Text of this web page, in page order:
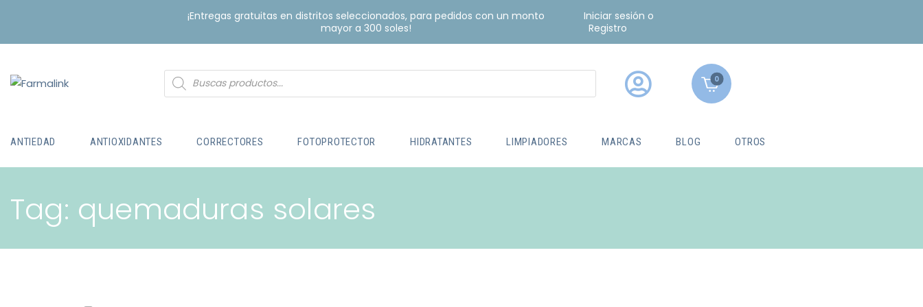
¡Entregas gratuitas en distritos seleccionados, para pedidos con un monto
mayor a 300 soles!
Iniciar sesión o
Registro
0
ANTIEDAD ANTIOXIDANTES CORRECTORES FOTOPROTECTOR HIDRATANTES LIMPIADORES MARCAS BLOG OTROS
Tag: quemaduras solares